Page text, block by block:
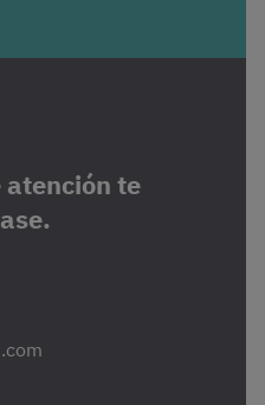
atención te